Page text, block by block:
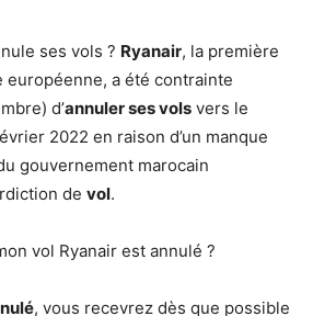
ses vols ? Ryanair, la première
européenne, a été contrainte
d’annuler ses vols vers le
2022 en raison d’un manque
gouvernement marocain
de vol.
vol Ryanair est annulé ?
, vous recevrez dès que possible